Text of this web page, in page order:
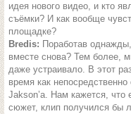
идея нового видео, и кто
съёмки? И как вообще
площадке?
Bredis: Поработав
вместе снова? Тем более,
даже устраивало. В этот
время как
Jakson’a. Нам кажется, что
сюжет, клип получился бы